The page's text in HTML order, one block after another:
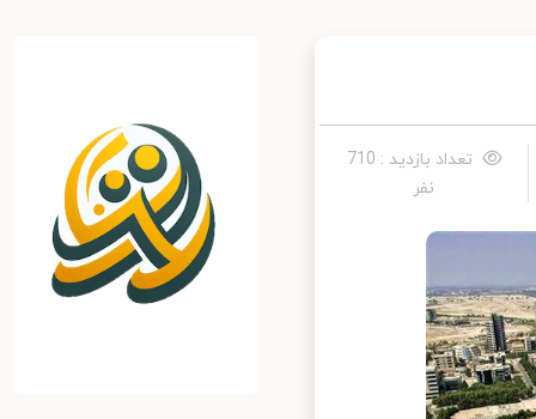
تعداد بازدید : 710
نفر